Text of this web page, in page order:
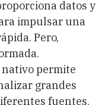
datos y
impulsar una
Pero,
nativo permite
grandes
fuentes.